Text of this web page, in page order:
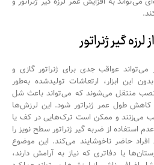
گیر ژنراتور
می‌تواند عواقب جدی برای ژنراتورگازی و
این ابزار، ارتعاشات تولیدشده به‌طور
نصب منتقل می‌شوند که می‌تواند باعث شل
طول عمر ژنراتور شود. این لرزش‌ها
می‌زنند و ممکن است ترک‌هایی در کف یا
استفاده از ضربه گیر ژنراتور سطح نویز را
حاضر ناخوشایند می‌کند. این موضوع
یا دفاتری که نیاز به آرامش دارند،